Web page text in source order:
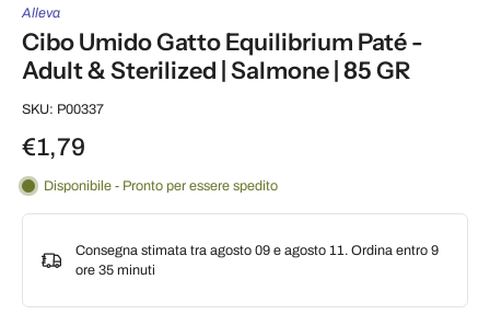
Alleva
Cibo Umido Gatto Equilibrium Paté -
Adult & Sterilized | Salmone | 85 GR
SKU: P00337
€1,79
Disponibile - Pronto per essere spedito
Consegna stimata tra agosto 09 e agosto 11. Ordina entro 9
ore 35 minuti